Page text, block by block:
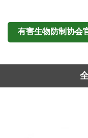
有害生物防制协会